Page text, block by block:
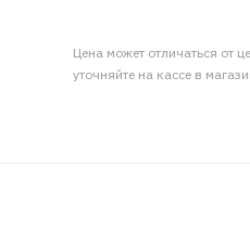
Цена может отличаться от
уточняйте на кассе в